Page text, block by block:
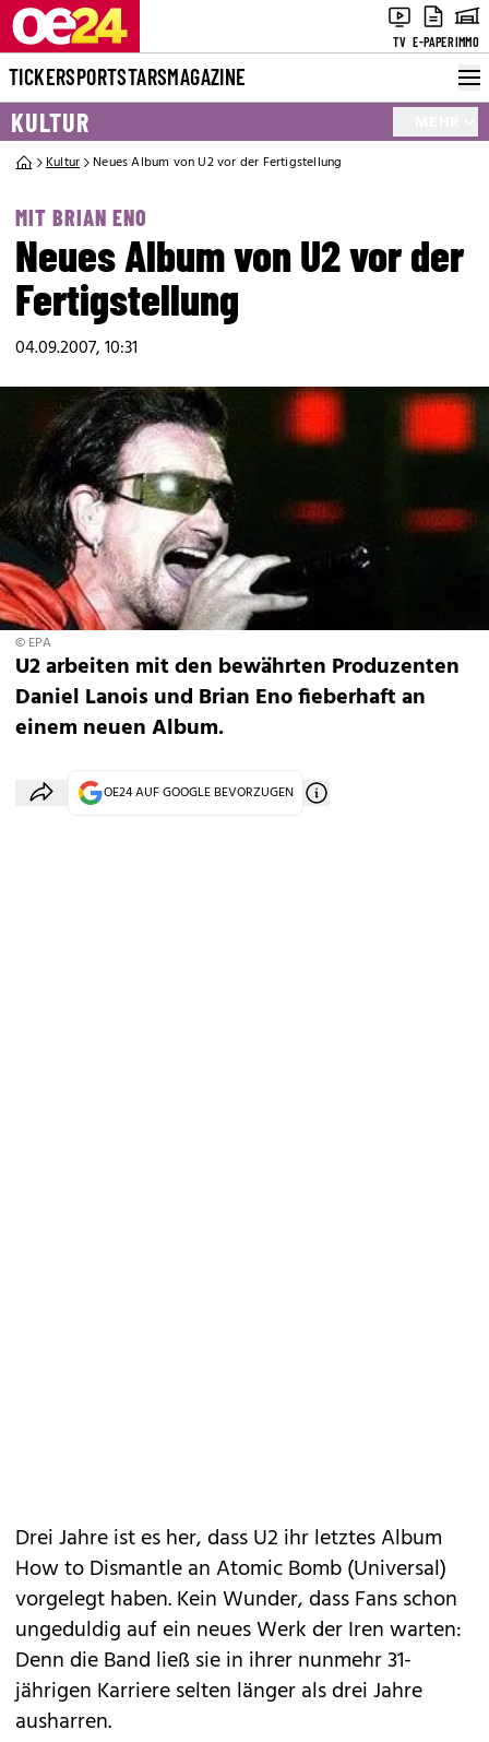
TV E-PAPERIMMO
TICKERSPORTSTARSMAGAZINE
KULTUR
Kultur Neues Album von U2 vor der Fertigstellung
MIT BRIAN ENO
Neues Album von U2 vor der
Fertigstellung
04.09.2007, 10:31
© EPA
U2 arbeiten mit den bewährten Produzenten
Daniel Lanois und Brian Eno fieberhaft an
einem neuen Album.
OE24 AUF GOOGLE BEVORZUGEN
Drei Jahre ist es her, dass U2 ihr letztes Album
How to Dismantle an Atomic Bomb (Universal)
vorgelegt haben. Kein Wunder, dass Fans schon
ungeduldig auf ein neues Werk der Iren warten:
Denn die Band ließ sie in ihrer nunmehr 31-
jährigen Karriere selten länger als drei Jahre
ausharren.